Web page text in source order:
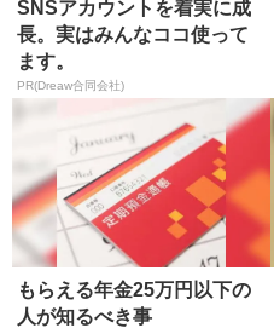
SNSアカウントを着実に成
長。実はみんなココ使って
ます。
PR(Dreaw合同会社)
もらえる年金25万円以下の
人が知るべき事